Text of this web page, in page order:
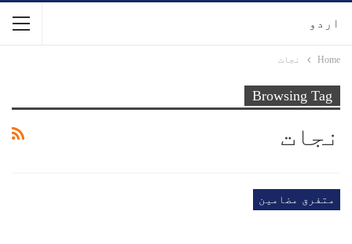
اردو
Home نجات
Browsing Tag
نجات
متفرق مضامین